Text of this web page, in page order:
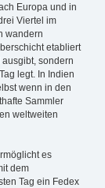
Europa und in
Viertel im
wandern
etabliert
sondern
legt. In Indien
wenn in den
Sammler
weltweiten
es
dem
Tag ein Fedex